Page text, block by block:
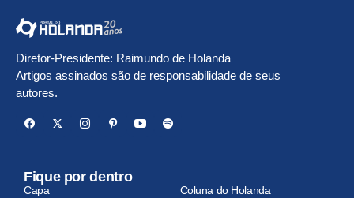
Diretor-Presidente: Raimundo de Holanda
Artigos assinados são de responsabilidade de seus
autores.
Fique por dentro
Capa
Coluna do Holanda